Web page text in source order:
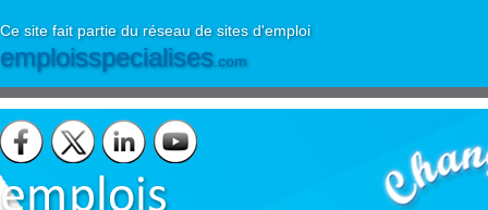
Ce site fait partie du réseau de sites d'emploi
emploisspecialises.com